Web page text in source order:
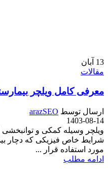
13 آبان
مقالات
معرفی کامل ویلچر
ارسال توسط arazSEO
1403-08-14
ویلچر وسیله کمکی و توانبخشی
شرایط خاص فیزیکی که دچار
مورد استفاده قرار ...
ادامه مطلب